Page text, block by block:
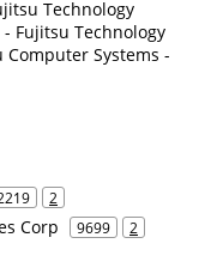
Technology
Fujitsu Technology
Systems -
2
Corp 9699 2